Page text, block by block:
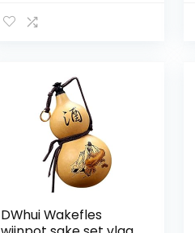
fornuis, 1
DWhui Wakefles